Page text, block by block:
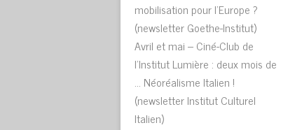
mobilisation pour l’Europe ?
(newsletter Goethe-Institut)
Avril et mai – Ciné-Club de
l’Institut Lumière : deux mois de
… Néoréalisme Italien !
(newsletter Institut Culturel
Italien)